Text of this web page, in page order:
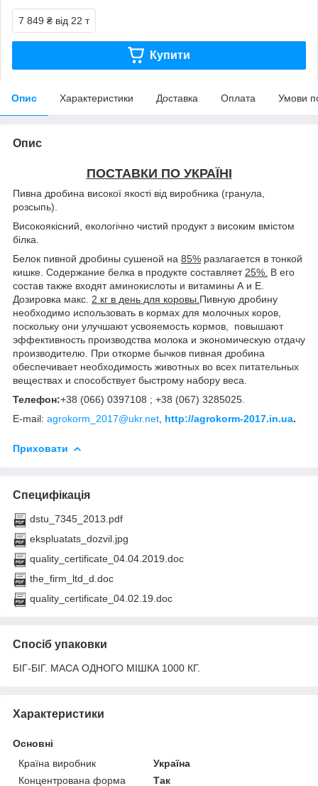
7 849 ₴ від 22 т
Купити
Опис Характеристики Доставка Оплата Умови
Опис
ПОСТАВКИ ПО УКРАЇНІ
Пивна дробина високої якості від виробника (гранула,
розсыпь).
Високоякісний, екологічно чистий продукт з високим вмістом
білка.
Белок пивной дробины сушеной на 85% разлагается в тонкой
кишке. Содержание белка в продукте составляет 25%. В его
состав также входят аминокислоты и витамины А и Е.
Дозировка макс. 2 кг в день для коровы. Пивную дробину
необходимо использовать в кормах для молочных коров,
поскольку они улучшают усвояемость кормов, повышают
эффективность производства молока и экономическую отдачу
производителю. При откорме бычков пивная дробина
обеспечивает необходимость животных во всех питательных
веществах и способствует быстрому набору веса.
Телефон:+38 (066) 0397108 ; +38 (067) 3285025.
E-mail: agrokorm_2017@ukr.net http://agrokorm-2017.in.ua.
Приховати
Специфікація
dstu_7345_2013.pdf
ekspluatats_dozvil.jpg
quality_certificate_04.04.2019.doc
the_firm_ltd_d.doc
quality_certificate_04.02.19.doc
Спосіб упаковки
БІГ-БІГ. МАСА ОДНОГО МІШКА 1000 КГ.
Характеристики
Основні
Країна виробник
Україна
Концентрована форма
Так